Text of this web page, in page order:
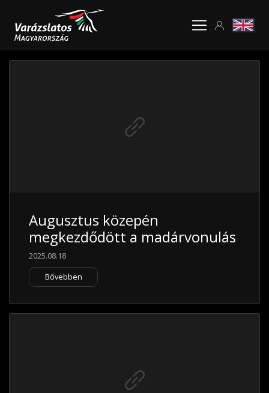
Augusztus közepén
megkezdődött a madárvonulás
2025.08.18
Bővebben